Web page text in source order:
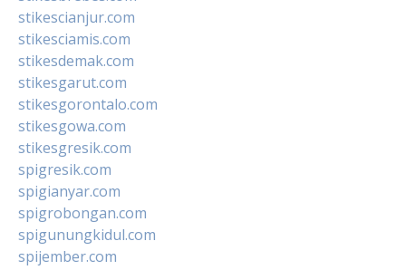
stikescianjur.com
stikesciamis.com
stikesdemak.com
stikesgarut.com
stikesgorontalo.com
stikesgowa.com
stikesgresik.com
spigresik.com
spigianyar.com
spigrobongan.com
spigunungkidul.com
spijember.com